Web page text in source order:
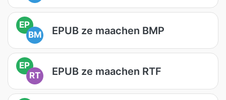
EP
BM
EPUB ze maachen BMP
EP
RT
EPUB ze maachen RTF